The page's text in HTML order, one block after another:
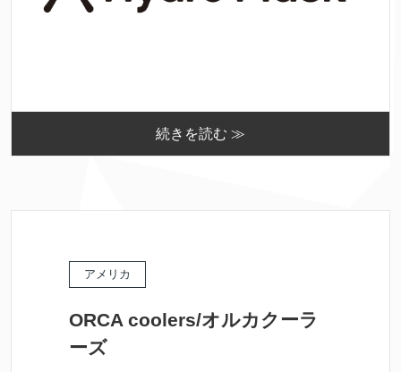
続きを読む ≫
アメリカ
ORCA coolers/オルカクーラ
ーズ